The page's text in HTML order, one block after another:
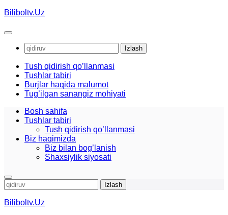
Skip
content
Biliboltv.Uz
Qidirshish:
Tush qidirish qo’llanmasi
Tushlar tabiri
Burjlar haqida malumot
Tug’ilgan sanangiz mohiyati
Bosh sahifa
Tushlar tabiri
Tush qidirish qo’llanmasi
Biz haqimizda
Biz bilan bog’lanish
Shaxsiylik siyosati
Qidirshish:
Biliboltv.Uz